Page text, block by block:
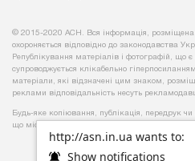
http://asn.in.ua wants to:
Show notifications
© 2015-2020 АСН. Вся інформація, розміщена
охороняється відповідно до законодавства
Републікування матеріалів і фотографій, що
супроводжується клікабельно
матеріали, які відзначені цим знаком,
реклами відповідальність несуть
Будь-яке копiювання, публiкацiя, передрук
що мiстить посилання на